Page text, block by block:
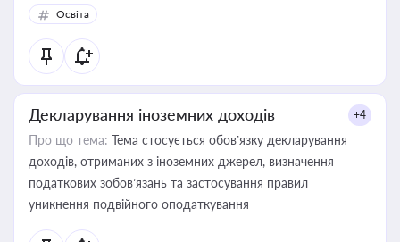
Освіта
Декларування іноземних доходів +4
Про що тема: Тема стосується обов’язку декларування
доходів, отриманих з іноземних джерел, визначення
податкових зобов’язань та застосування правил
уникнення подвійного оподаткування